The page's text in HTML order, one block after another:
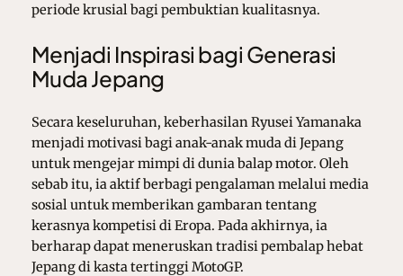
periode krusial bagi pembuktian kualitasnya.
Menjadi Inspirasi bagi Generasi
Muda Jepang
Secara keseluruhan, keberhasilan Ryusei Yamanaka
menjadi motivasi bagi anak-anak muda di Jepang
untuk mengejar mimpi di dunia balap motor. Oleh
sebab itu, ia aktif berbagi pengalaman melalui media
sosial untuk memberikan gambaran tentang
kerasnya kompetisi di Eropa. Pada akhirnya, ia
berharap dapat meneruskan tradisi pembalap hebat
Jepang di kasta tertinggi MotoGP.